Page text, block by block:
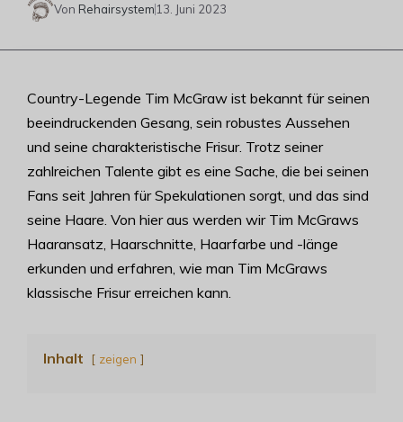
Von Rehairsystem 13. Juni 2023
Country-Legende Tim McGraw ist bekannt für seinen
beeindruckenden Gesang, sein robustes Aussehen
und seine charakteristische Frisur. Trotz seiner
zahlreichen Talente gibt es eine Sache, die bei seinen
Fans seit Jahren für Spekulationen sorgt, und das sind
seine Haare. Von hier aus werden wir Tim McGraws
Haaransatz, Haarschnitte, Haarfarbe und -länge
erkunden und erfahren, wie man Tim McGraws
klassische Frisur erreichen kann.
Inhalt zeigen